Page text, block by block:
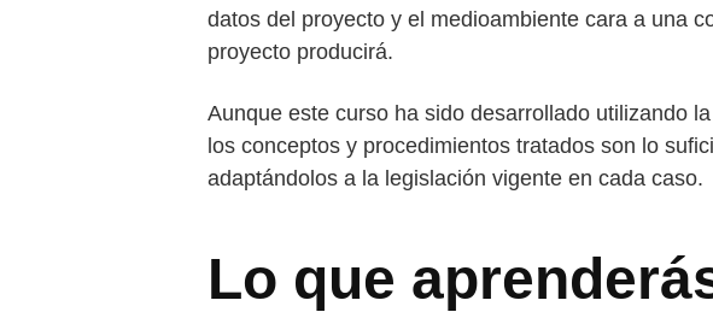
datos del proyecto y el medioambiente cara a una
proyecto producirá.
Aunque este curso ha sido desarrollado utilizando
los conceptos y procedimientos tratados son lo
adaptándolos a la legislación vigente en cada caso.
Lo que